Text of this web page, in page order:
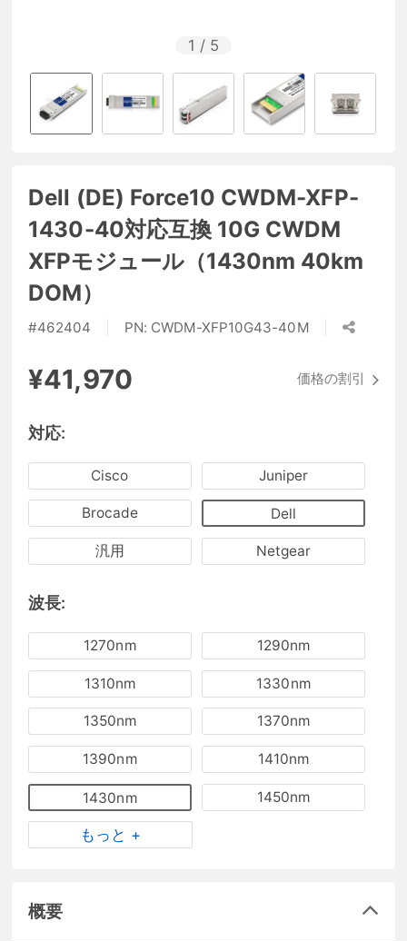
1 / 5
Dell (DE) Force10 CWDM-XFP-
1430-40対応互換 10G CWDM
XFPモジュール（1430nm 40km
DOM）
#462404 PN: CWDM-XFP10G43-40M
¥41,970 価格の割引
対応:
Cisco Juniper
Brocade Dell
汎用 Netgear
波長:
1270nm 1290nm
1310nm 1330nm
1350nm 1370nm
1390nm 1410nm
1430nm 1450nm
もっと +
概要